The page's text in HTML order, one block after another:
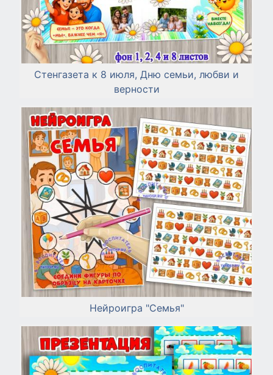
Стенгазета к 8 июля, Дню семьи, любви и
верности
Нейроигра "Семья"